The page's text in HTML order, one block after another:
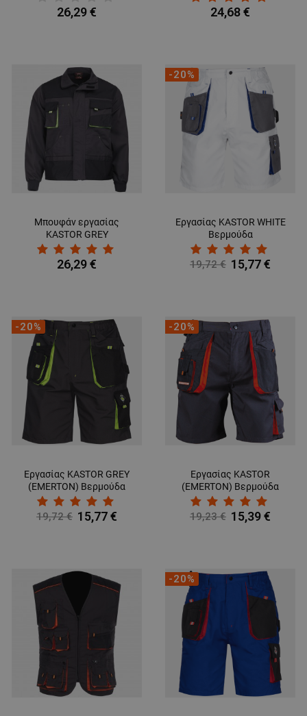
26,29 € 24,68 €
Μπουφάν εργασίας
KASTOR GREY
26,29 €
-20%
Εργασίας KASTOR WHITE
Bερμούδα
19,72 € 15,77 €
-20%
Εργασίας KASTOR GREY
(EMERTON) Bερμούδα
19,72 € 15,77 €
-20%
Εργασίας KASTOR
(EMERTON) Bερμούδα
19,23 € 15,39 €
-20%